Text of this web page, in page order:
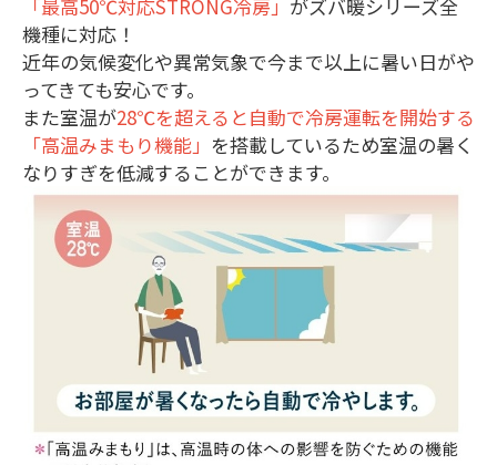
「最高50℃対応STRONG冷房」 がズバ暖シリーズ全
機種に対応！
近年の気候変化や異常気象で今まで以上に暑い日がや
ってきても安心です。
また室温が28℃を超えると自動で冷房運転を開始する
「高温みまもり機能」 を搭載しているため室温の暑く
なりすぎを低減することができます。